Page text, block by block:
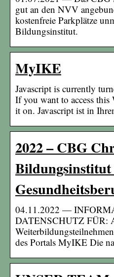
gut an den NVV
kostenfreie Parkplätze
Bildungsinstitut.
MyIKE
Javascript is currently
If you want to access this
it on. Javascript ist in
2022 – CBG
04.11.2022 —
DATENSCHUTZ FÜR:
des Portals MyIKE Die